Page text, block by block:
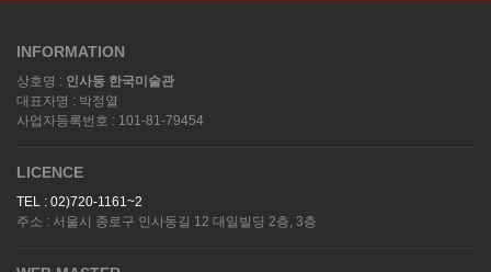
INFORMATION
상호명 : 인사동 한국미술관
대표자명 : 박정열
사업자등록번호 : 101-81-79454
LICENCE
TEL : 02)720-1161~2
주소 : 서울시 종로구 인사동길 12 대일빌딩 2층, 3층